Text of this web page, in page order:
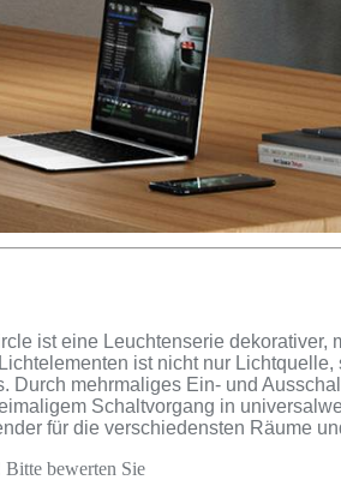
ist eine Leuchtenserie dekorativer,
ist nicht nur
mehrmaliges Ein- und
Schaltvorgang in
für die verschiedensten Räume
Bitte bewerten Sie